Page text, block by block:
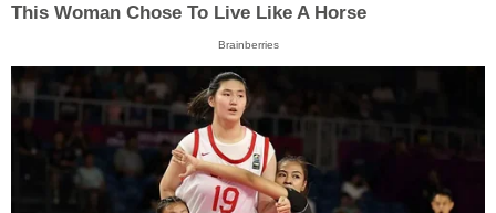
This Woman Chose To Live Like A Horse
Brainberries